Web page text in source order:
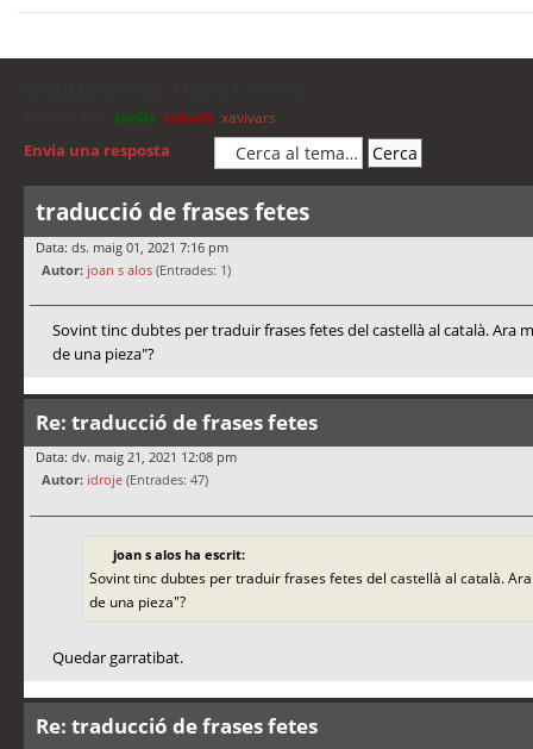
jordis cubells xavivars
Envia una resposta
traducció de frases fetes
Data: ds. maig 01, 2021 7:16 pm
Autor: joan s alos (Entrades: 1)
Sovint tinc dubtes per traduir frases fetes del castellà al català.
de una pieza"?
Re: traducció de frases fetes
Data: dv. maig 21, 2021 12:08 pm
Autor: idroje (Entrades: 47)
joan s alos ha escrit:
Sovint tinc dubtes per traduir frases fetes del castellà al català.
de una pieza"?
Quedar garratibat.
Re: traducció de frases fetes